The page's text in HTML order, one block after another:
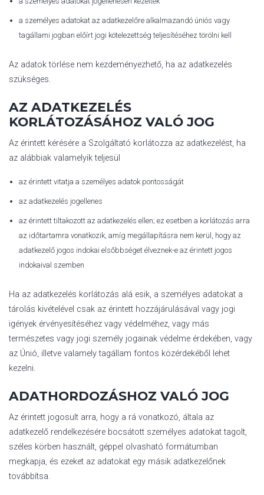
a személyes adatokat az adatkezelőre alkalmazandó úniós vagy
tagállami jogban előírt jogi kötelezettség teljesítéséhez törölni kell
Az adatok törlése nem kezdeményezhető, ha az adatkezelés
szükséges.
AZ ADATKEZELÉS
KORLÁTOZÁSÁHOZ VALÓ JOG
Az érintett kérésére a Szolgáltató korlátozza az adatkezelést, ha
az alábbiak valamelyik teljesül
az érintett vitatja a személyes adatok pontosságát
az adatkezelés jogellenes
az érintett tiltakozott az adatkezelés ellen; ez esetben a korlátozás arra
az időtartamra vonatkozik, amíg megállapításra nem kerül, hogy az
adatkezelő jogos indokai elsőbbséget élveznek-e az érintett jogos
indokaival szemben
Ha az adatkezelés korlátozás alá esik, a személyes adatokat a
tárolás kivételével csak az érintett hozzájárulásával vagy jogi
igények érvényesítéséhez vagy védelméhez, vagy más
természetes vagy jogi személy jogainak védelme érdekében, vagy
az Únió, illetve valamely tagállam fontos közérdekéből lehet
kezelni.
ADATHORDOZÁSHOZ VALÓ JOG
Az érintett jogosult arra, hogy a rá vonatkozó, általa az
adatkezelő rendelkezésére bocsátott személyes adatokat tagolt,
széles körben használt, géppel olvasható formátumban
megkapja, és ezeket az adatokat egy másik adatkezelőnek
továbbítsa.